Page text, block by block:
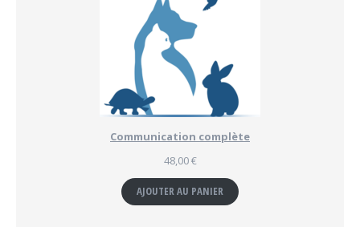
Communication complète
48,00€
AJOUTER AU PANIER